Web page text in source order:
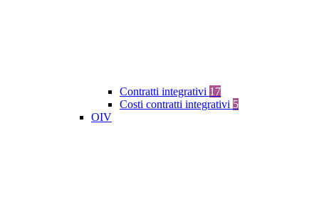
Contratti integrativi 17
Costi contratti integrativi 5
OIV